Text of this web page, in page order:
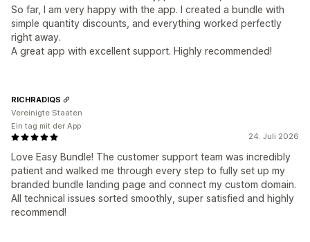
So far, I am very happy with the app. I created a bundle with
simple quantity discounts, and everything worked perfectly
right away.
A great app with excellent support. Highly recommended!
24. Juli 2026
Love Easy Bundle! The customer support team was incredibly
patient and walked me through every step to fully set up my
branded bundle landing page and connect my custom domain.
All technical issues sorted smoothly, super satisfied and highly
recommend!
RICHRADIQS
Vereinigte Staaten
Ein tag mit der App